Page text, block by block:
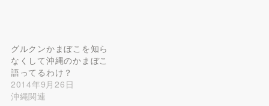
グルクンかまぼこを知ら
なくして沖縄のかまぼこ
語ってるわけ？
2014年9月26日
沖縄関連